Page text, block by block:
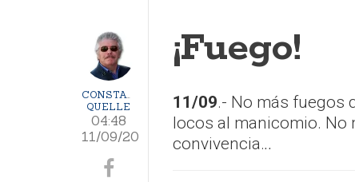
CONSTANTINO
QUELLE
04:48
11/09/20
¡Fuego!
11/09.- No más fuegos
locos al manicomio. No
convivencia...